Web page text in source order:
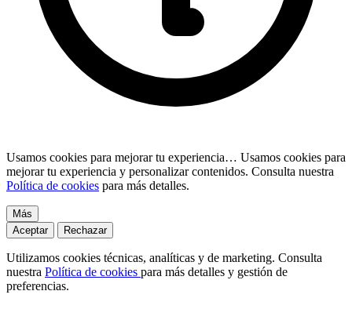
Usamos cookies para mejorar tu experiencia… Usamos cookies para
mejorar tu experiencia y personalizar contenidos. Consulta nuestra
Política de cookies para más detalles.
Más
Aceptar
Rechazar
Utilizamos cookies técnicas, analíticas y de marketing. Consulta
nuestra Política de cookies para más detalles y gestión de
preferencias.